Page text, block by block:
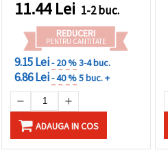
11.44Lei 1-2 buc.
REDUCERI
PENTRU CANTITATE
9.15 Lei- 20 %3-4 buc.
6.86 Lei- 40 %5 buc. +
ADAUGA IN COS